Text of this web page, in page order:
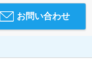
お問い合わせ